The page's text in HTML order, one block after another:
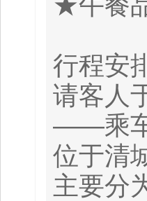
行程安
请客人
——乘车
位于清
主要分